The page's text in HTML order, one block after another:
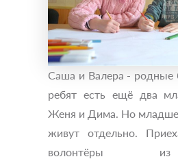
Саша и Валера - родные
ребят есть ещё два
Женя и Дима. Но
живут отдельно.
волонтёры